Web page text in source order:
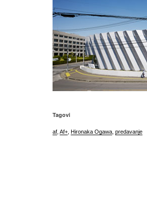
Tagovi
af Af+ Hironaka Ogawa predavanje